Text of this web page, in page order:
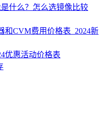
什么？怎么选镜像比较
和CVM费用价格表_2024新
优惠活动价格表